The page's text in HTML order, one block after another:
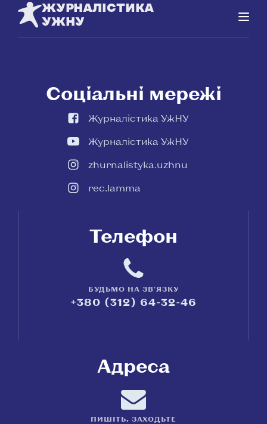
ЖУРНАЛІСТИКА
УЖНУ
Соціальні мережі
Журналістика УжНУ
Журналістика УжНУ
zhurnalistyka.uzhnu
rec.lamma
Телефон
БУДЬМО НА ЗВ'ЯЗКУ
+380 (312) 64-32-46
Адреса
ПИШІТЬ, ЗАХОДЬТЕ